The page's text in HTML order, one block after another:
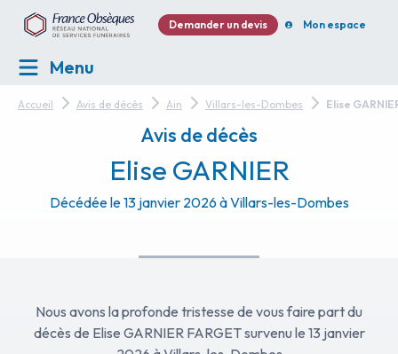
Demander un devis Mon espace
Menu
Accueil Avis de décès Ain Villars-les-Dombes Elise
Avis de décès
Elise GARNIER
Décédée le 13 janvier 2026 à Villars-les-Dombes
Nous avons la profonde tristesse de vous faire part du
décès de Elise GARNIER FARGET survenu le 13 janvier